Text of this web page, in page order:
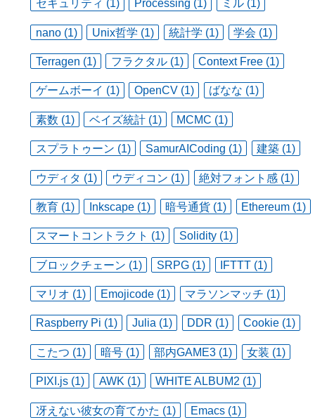
セキュリティ (1) Processing (1) ミル (1)
nano (1) Unix哲学 (1) 統計学 (1) 学会 (1)
Terragen (1) フラクタル (1) Context Free (1)
ゲームボーイ (1) OpenCV (1) ばなな (1)
素数 (1) ベイズ統計 (1) MCMC (1)
スプラトゥーン (1) SamurAICoding (1) 建築 (1)
ウディタ (1) ウディコン (1) 絶対フォント感 (1)
教育 (1) Inkscape (1) 暗号通貨 (1) Ethereum (1)
スマートコントラクト (1) Solidity (1)
ブロックチェーン (1) SRPG (1) IFTTT (1)
マリオ (1) Emojicode (1) マラソンマッチ (1)
Raspberry Pi (1) Julia (1) DDR (1) Cookie (1)
こたつ (1) 暗号 (1) 部内GAME3 (1) 女装 (1)
PIXI.js (1) AWK (1) WHITE ALBUM2 (1)
冴えない彼女の育てかた (1) Emacs (1)